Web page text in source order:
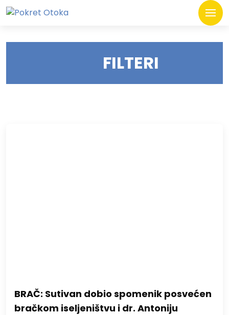
FILTERI
BRAČ: Sutivan dobio spomenik posvećen
bračkom iseljeništvu i dr. Antoniju